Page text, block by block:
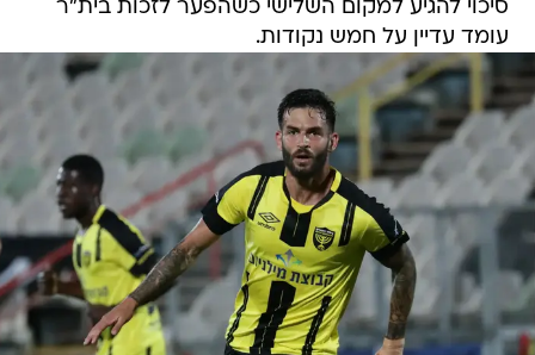
סיכוי להגיע למקום השלישי כשהפער לזכות בית"ר
עומד עדיין על חמש נקודות.